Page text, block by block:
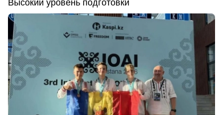
Высокий уровень подготовки